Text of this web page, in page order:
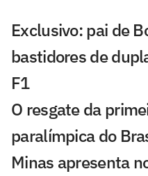
Exclusivo: pai de
bastidores de
F1
O resgate da
paralímpica do
Minas apresenta